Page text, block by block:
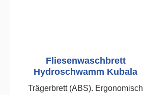
Fliesenwaschbrett
Hydroschwamm Kubala
Trägerbrett (ABS). Ergonomisch